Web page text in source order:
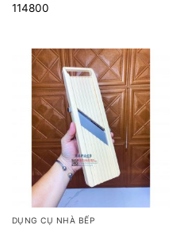
114800
DỤNG CỤ NHÀ BẾP